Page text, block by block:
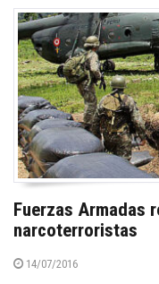
Fuerzas Armadas
narcoterroristas
14/07/2016